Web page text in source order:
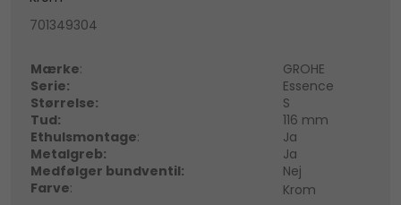
701349304
Mærke:
GROHE
Serie:
Essence
Størrelse:
S
Tud:
116 mm
Ethulsmontage:
Ja
Metalgreb:
Ja
Medfølger bundventil:
Nej
Farve:
Krom